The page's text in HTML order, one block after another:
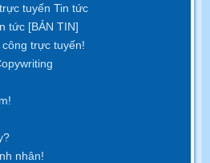
tuyến Tin tức
tức [BẢN TIN]
trực tuyến!
nhân!